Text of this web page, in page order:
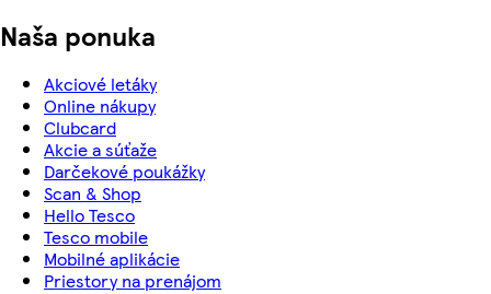
Naša ponuka
Akciové letáky
Online nákupy
Clubcard
Akcie a súťaže
Darčekové poukážky
Scan & Shop
Hello Tesco
Tesco mobile
Mobilné aplikácie
Priestory na prenájom